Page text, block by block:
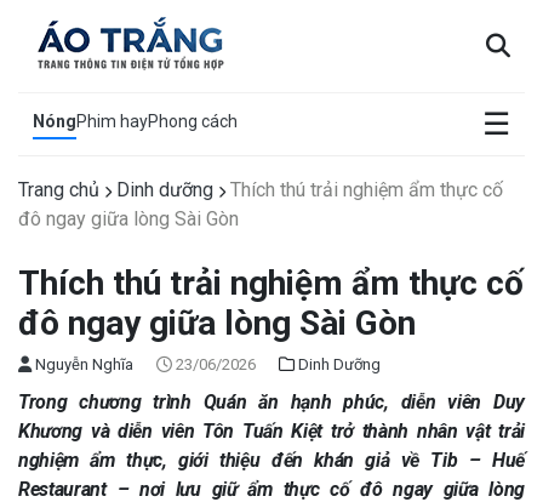
NóngPhim hayPhong cách ☰
×
Trang chủ Dinh dưỡng
Thích thú trải nghiệm ẩm thực cố
đô ngay giữa lòng Sài Gòn
Thích thú trải nghiệm ẩm thực cố
đô ngay giữa lòng Sài Gòn
Nguyễn Nghĩa 23/06/2026 Dinh Dưỡng
Trong chương trình Quán ăn hạnh phúc, diễn viên Duy
Khương và diễn viên Tôn Tuấn Kiệt trở thành nhân vật trải
nghiệm ẩm thực, giới thiệu đến khán giả về Tib – Huế
Restaurant – nơi lưu giữ ẩm thực cố đô ngay giữa lòng